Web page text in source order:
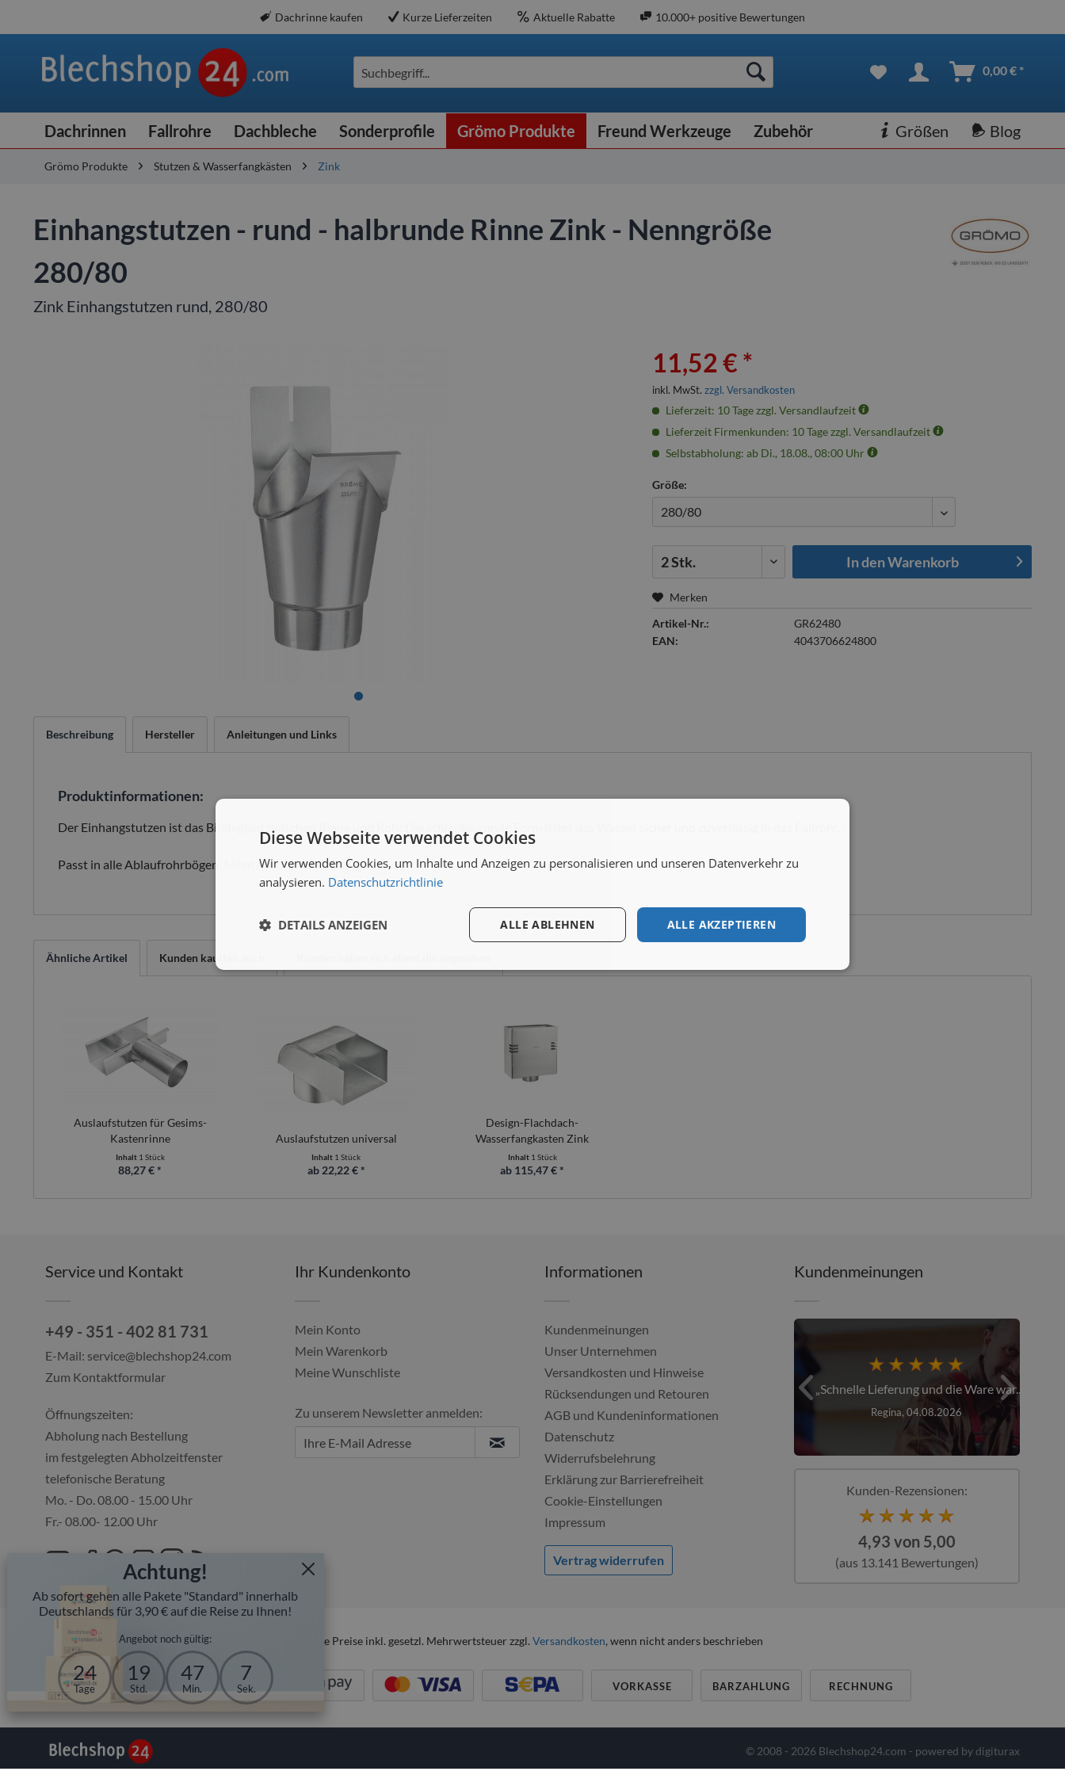
Dachrinne kaufen Kurze Lieferzeiten Aktuelle Rabatte 10.000+ positive Bewertungen
Achtung!
Ab sofort gehen alle Pakete "Standard" innerhalb
Deutschlands für 3,90 € auf die Reise zu Ihnen!
Angebot noch gültig:
24
Tage
19
Std.
47
Min.
6
Sek.
Suchbegriff... 0,00 € *
Dachrinnen Fallrohre Dachbleche Sonderprofile Grömo Produkte Freund Werkzeuge Zubehör Blog
Größen
Grömo Produkte Stutzen & Wasserfangkästen Zink
Einhangstutzen - rund - halbrunde Rinne Zink - Nenngröße
280/80
Zink Einhangstutzen rund, 280/80
11,52 € *
inkl. MwSt.zzgl. Versandkosten
Lieferzeit: 10 Tage zzgl. Versandlaufzeit
Lieferzeit Firmenkunden: 10 Tage zzgl. Versandlaufzeit
Selbstabholung: ab Di., 18.08., 08:00 Uhr
Größe:
In denWarenkorb
Merken
Artikel-Nr.:
GR62480
EAN:
4043706624800
Beschreibung Hersteller Anleitungen und Links
Produktinformationen:
Der Einhangstutzen ist das Bindeglied zwischen Rinne und Rohr.Die schlanke, runde Form leitet das Wasser sicher und zuverlässig in das Fallrohr. .
Passt in alle Ablaufrohrbögen; Montage ohne Werkzeug.
Ähnliche Artikel Kunden kauften auch
Auslaufstutzen für Gesims-
Kastenrinne
Inhalt 1 Stück
88,27 € *
Auslaufstutzen universal
Inhalt 1 Stück
ab 22,22 € *
Design-Flachdach-
Wasserfangkasten Zink
Inhalt 1 Stück
ab 115,47 € *
Service und Kontakt
+49 - 351 - 402 81 731
E-Mail: service@blechshop24.com
Zum Kontaktformular
Öffnungszeiten:
Abholung nach Bestellung
im festgelegten Abholzeitfenster
telefonische Beratung
Mo. - Do. 08.00 - 15.00 Uhr
Fr.- 08.00- 12.00 Uhr
Ihr Kundenkonto
Mein Konto
Mein Warenkorb
Meine Wunschliste
Zu unserem Newsletter anmelden:
Informationen
Kundenmeinungen
Unser Unternehmen
Versandkosten und Hinweise
Rücksendungen und Retouren
AGB und Kundeninformationen
Datenschutz
Widerrufsbelehrung
Erklärung zur Barrierefreiheit
Cookie-Einstellungen
Impressum
Vertrag widerrufen
Kundenmeinungen
Alles gut geklappt, immer über den...
Ulf, 04.08.2026
Schnelle Lieferung und die Ware war...
Regina, 04.08.2026
Kunden-Rezensionen:
4,93 von 5,00
(aus 13.141 Bewertungen)
* Alle Preise inkl. gesetzl. Mehrwertsteuer zzgl. Versandkosten, wenn nicht anders beschrieben
VORKASSE BARZAHLUNG RECHNUNG
© 2008 - 2026 Blechshop24.com - powered bydigiturax
Diese Webseite verwendet Cookies
Wir verwenden Cookies, um Inhalte und Anzeigen zu personalisieren und unseren Datenverkehr zu
analysieren. Datenschutzrichtlinie
ALLE AKZEPTIEREN
ALLE ABLEHNEN
DETAILS ANZEIGEN